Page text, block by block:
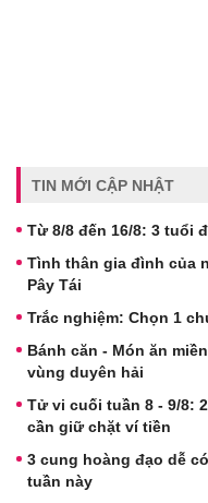
TIN MỚI CẬP NHẬT
Từ 8/8 đến 16/8: 3 tuổi
Tình thân gia đình của
Pây Tái
Trắc nghiệm: Chọn 1
Bánh căn - Món ăn
vùng duyên hải
Tử vi cuối tuần 8 - 9/8:
cần giữ chặt ví tiền
3 cung hoàng đạo dễ
tuần này